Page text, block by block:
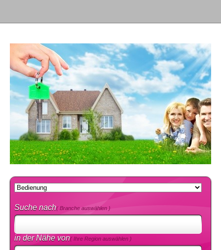
Suche nach( Branche auswählen )
in der Nähe von( Ihre Region auswählen )